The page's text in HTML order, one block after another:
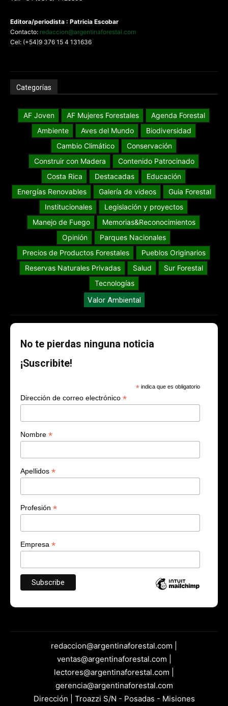
Editora/periodista : Patricia Escobar
Contacto: redaccion@argentinaforestal.com
Cel: (+54)9 376 15 4 131636
Categorías
AF Joven AF Mujeres Forestales
Agenda Forestal
Ambiente
Aves del Mundo
Biodiversidad
Cambio Climático
Conservación
Construir con Madera
Contenido Patrocinado
Costa Rica
Destacadas
Educación
Energías Renovables
Galería de videos
Guia Forestal
Institucionales
Legislación y proyectos
Manejo de Fuego
Memorias&Reconocimientos
Opinión
Parques Nacionales
Precios de Productos Forestales
Pueblos Originarios
Reservas Naturales Privadas
Salud
Sur Forestal
Tecnologías
Valor Ambiental
No te pierdas ninguna noticia
¡Suscribite!
* indica que es obligatorio
Dirección de correo electrónico *
Nombre *
Apellidos *
Profesión *
Empresa *
redaccion@argentinaforestal.com |
ventas@argentinaforestal.com |
lectores@argentinaforestal.com |
gerencia@argentinaforestal.com
Dirección | Troazzi S/N - Posadas - Misiones